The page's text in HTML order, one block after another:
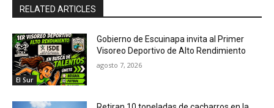
RELATED ARTICLES
El Sur
Gobierno de Escuinapa invita al Primer
Visoreo Deportivo de Alto Rendimiento
agosto 7, 2026